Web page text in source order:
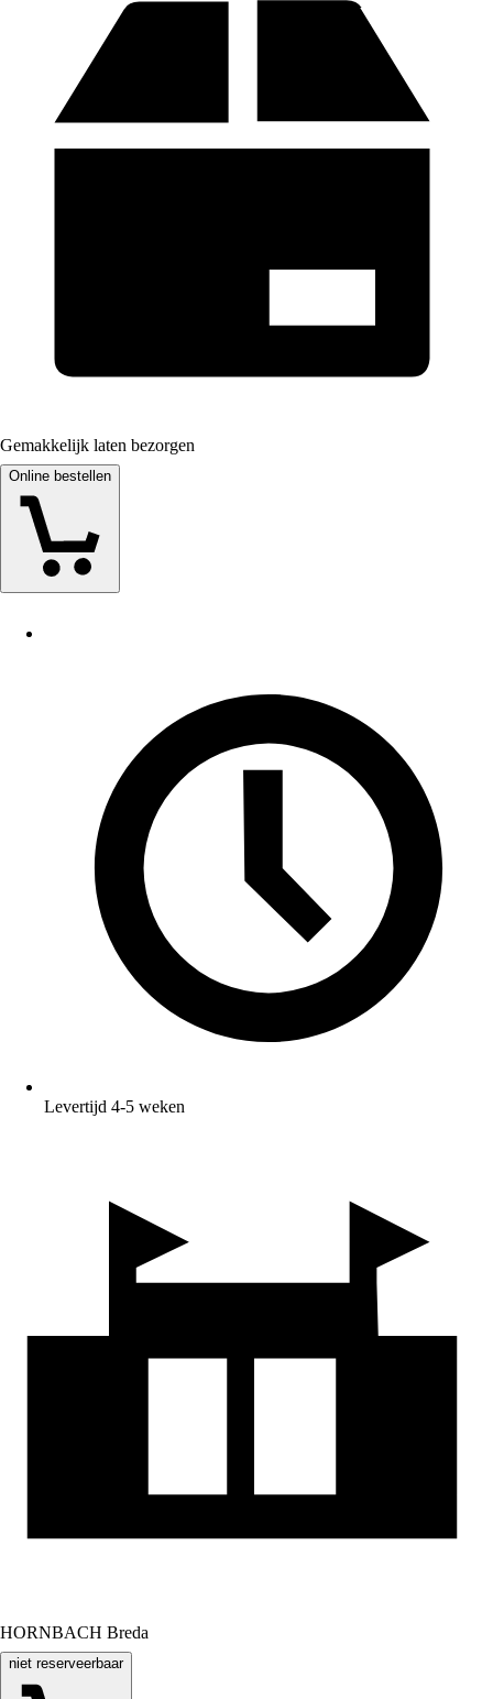
Gemakkelijk laten bezorgen
Online bestellen
Levertijd 4-5 weken
HORNBACH Breda
niet reserveerbaar